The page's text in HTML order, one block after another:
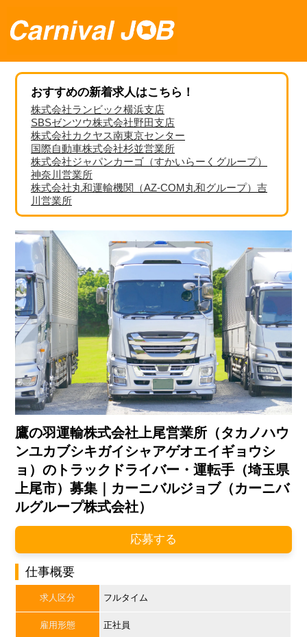
おすすめの新着求人はこちら！
株式会社ランビック横浜支店
SBSゼンツウ株式会社野田支店
株式会社カクヤス南東京センター
国際自動車株式会社杉並営業所
株式会社ジャパンカーゴ（すかいらーくグループ）
神奈川営業所
株式会社丸和運輸機関（AZ-COM丸和グループ）吉
川営業所
鷹の羽運輸株式会社上尾営業所（タカノハウ
ンユカブシキガイシャアゲオエイギョウシ
ョ）のトラックドライバー・運転手（埼玉県
上尾市）募集｜カーニバルジョブ（カーニバ
ルグループ株式会社）
応募する
仕事概要
求人区分 フルタイム
雇用形態 正社員